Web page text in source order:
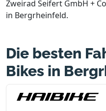
Zweirad Seifert GmbH +
in Bergrheinfeld.
Die besten
Bikes in